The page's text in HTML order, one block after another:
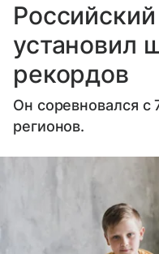
установил
рекордов
Он соревновался с
регионов.